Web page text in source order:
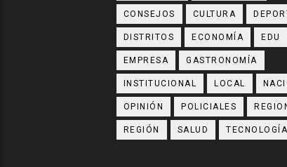
CONSEJOS CULTURA
DISTRITOS ECONOMÍA EDU
EMPRESA GASTRONOMÍA
INSTITUCIONAL LOCAL
OPINIÓN POLICIALES
REGIÓN SALUD TECNOLOGÍA